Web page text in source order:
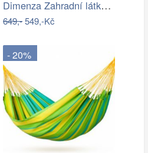
Dimenza Zahradní látková houpačka…
649,-549,-Kč
- 20%